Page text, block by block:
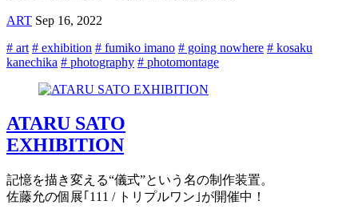
ART Sep 16, 2022
# art # exhibition # fumiko imano # going nowhere # kosaku
kanechika # photography # photomontage
ATARU SATO
EXHIBITION
記憶を描き変える“儀式”という名の制作装置。
佐藤允の個展｢111 / トリプルワン｣が開催中！